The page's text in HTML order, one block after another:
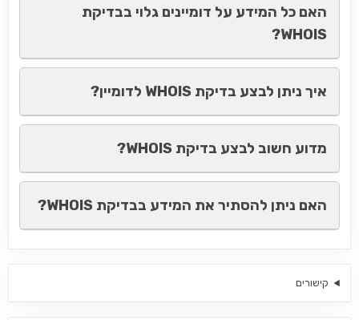
האם כל המידע על דומיינים גלוי בבדיקת
WHOIS?
איך ניתן לבצע בדיקת WHOIS לדומיין?
מדוע חשוב לבצע בדיקת WHOIS?
האם ניתן להסתיר את המידע בבדיקת WHOIS?
קישורים